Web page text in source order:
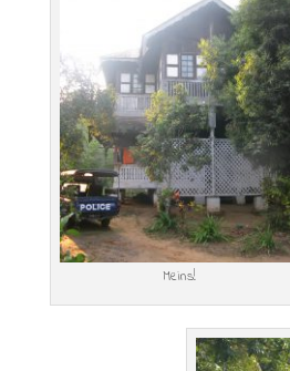
Meins!